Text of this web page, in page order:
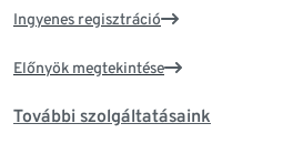
Ingyenes regisztráció
Előnyök megtekintése
További szolgáltatásaink